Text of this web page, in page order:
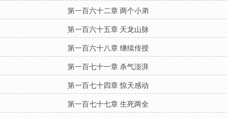
第一百六十二章 两个小弟
第一百六十五章 天龙山脉
第一百六十八章 继续传授
第一百七十一章 杀气澎湃
第一百七十四章 惊天感动
第一百七十七章 生死两全